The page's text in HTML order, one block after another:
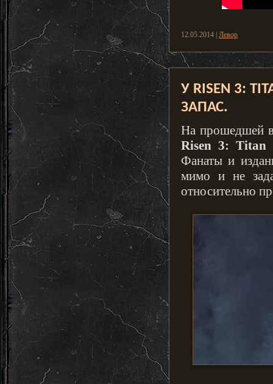
12.05.2014 | Левор
У RISEN 3:
ЗАПАС.
На прошедшей
Risen 3: Titan
Фанаты и
мимо и не
относительно